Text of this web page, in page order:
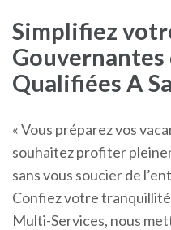
Simplifiez
Qualifiées A
« Vous préparez vos
souhaitez profiter
sans vous soucier de
Confiez votre
Multi-Services, nous